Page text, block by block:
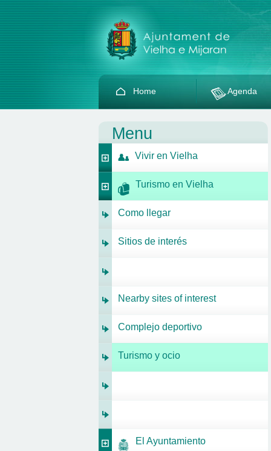
Home Agenda
Menu
Vivir en Vielha
Turismo en Vielha
Como llegar
Sitios de interés
Nearby sites of interest
Complejo deportivo
Turismo y ocio
El Ayuntamiento